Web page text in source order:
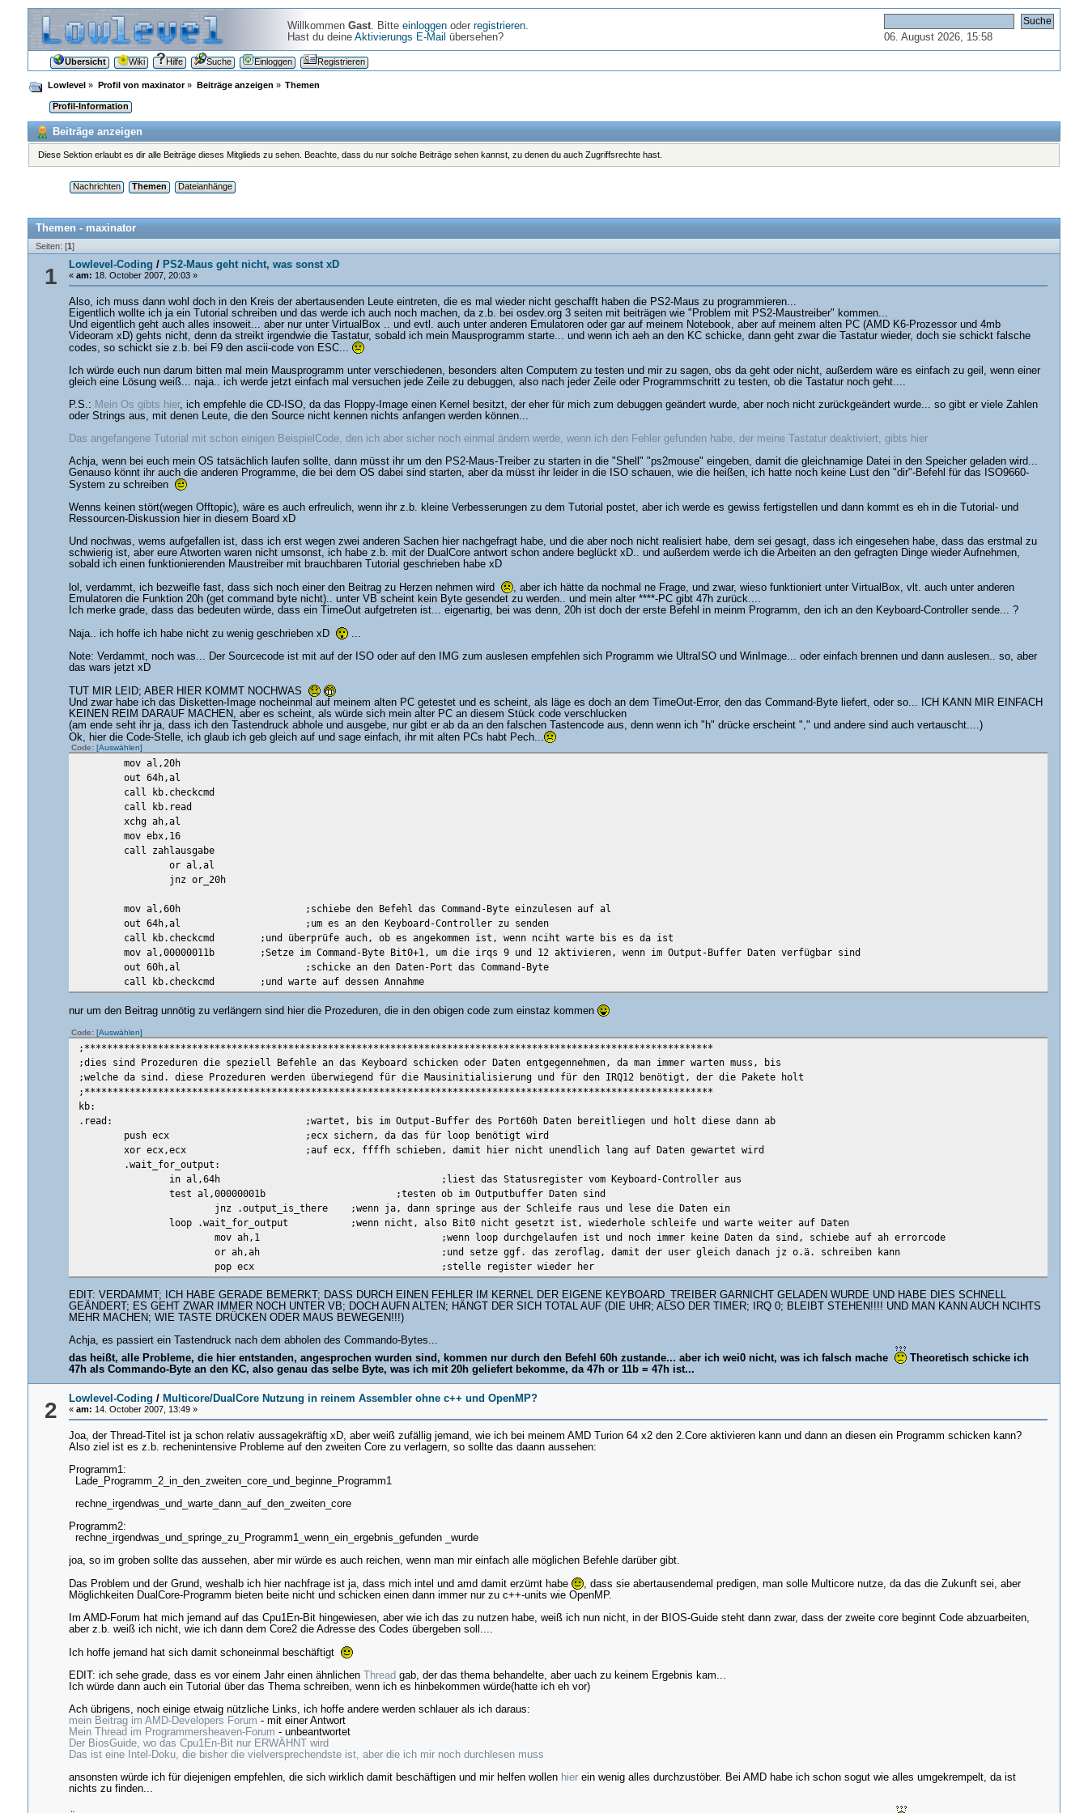
06. August 2026, 15:58
Willkommen Gast. Bitte einloggenoder registrieren.
Hast du deine Aktivierungs E-Mail übersehen?
Übersicht Wiki Hilfe Suche Einloggen Registrieren
Lowlevel » Profil von maxinator» Beiträge anzeigen » Themen
Profil-Information
Beiträge anzeigen
Diese Sektion erlaubt es dir alle Beiträge dieses Mitglieds zu sehen. Beachte, dass du nur solche Beiträge sehen kannst, zu denen du auch Zugriffsrechte hast.
Nachrichten Themen Dateianhänge
Themen - maxinator
Seiten: [1]
1 Lowlevel-Coding / PS2-Maus geht nicht, was sonst xD
«am: 18. October 2007, 20:03 »
Also, ich muss dann wohl doch in den Kreis der abertausenden Leute eintreten, die es mal wieder nicht geschafft haben die PS2-Maus zu programmieren...
Eigentlich wollte ich ja ein Tutorial schreiben und das werde ich auch noch machen, da z.b. bei osdev.org 3 seiten mit beiträgen wie "Problem mit PS2-Maustreiber" kommen...
Und eigentlich geht auch alles insoweit... aber nur unter VirtualBox .. und evtl. auch unter anderen Emulatoren oder gar auf meinem Notebook, aber auf meinem alten PC (AMD K6-Prozessor und 4mb
Videoram xD) gehts nicht, denn da streikt irgendwie die Tastatur, sobald ich mein Mausprogramm starte... und wenn ich aeh an den KC schicke, dann geht zwar die Tastatur wieder, doch sie schickt falsche
codes, so schickt sie z.b. bei F9 den ascii-code von ESC...
Ich würde euch nun darum bitten mal mein Mausprogramm unter verschiedenen, besonders alten Computern zu testen und mir zu sagen, obs da geht oder nicht, außerdem wäre es einfach zu geil, wenn einer
gleich eine Lösung weiß... naja.. ich werde jetzt einfach mal versuchen jede Zeile zu debuggen, also nach jeder Zeile oder Programmschritt zu testen, ob die Tastatur noch geht....
P.S.: Mein Os gibts hier, ich empfehle die CD-ISO, da das Floppy-Image einen Kernel besitzt, der eher für mich zum debuggen geändert wurde, aber noch nicht zurückgeändert wurde... so gibt er viele Zahlen
oder Strings aus, mit denen Leute, die den Source nicht kennen nichts anfangen werden können...
Das angefangene Tutorial mit schon einigen BeispielCode, den ich aber sicher noch einmal ändern werde, wenn ich den Fehler gefunden habe, der meine Tastatur deaktiviert, gibts hier
Achja, wenn bei euch mein OS tatsächlich laufen sollte, dann müsst ihr um den PS2-Maus-Treiber zu starten in die "Shell" "ps2mouse" eingeben, damit die gleichnamige Datei in den Speicher geladen wird...
Genauso könnt ihr auch die anderen Programme, die bei dem OS dabei sind starten, aber da müsst ihr leider in die ISO schauen, wie die heißen, ich hatte noch keine Lust den "dir"-Befehl für das ISO9660-
System zu schreiben
Wenns keinen stört(wegen Offtopic), wäre es auch erfreulich, wenn ihr z.b. kleine Verbesserungen zu dem Tutorial postet, aber ich werde es gewiss fertigstellen und dann kommt es eh in die Tutorial- und
Ressourcen-Diskussion hier in diesem Board xD
Und nochwas, wems aufgefallen ist, dass ich erst wegen zwei anderen Sachen hier nachgefragt habe, und die aber noch nicht realisiert habe, dem sei gesagt, dass ich eingesehen habe, dass das erstmal zu
schwierig ist, aber eure Atworten waren nicht umsonst, ich habe z.b. mit der DualCore antwort schon andere beglückt xD.. und außerdem werde ich die Arbeiten an den gefragten Dinge wieder Aufnehmen,
sobald ich einen funktionierenden Maustreiber mit brauchbaren Tutorial geschrieben habe xD
lol, verdammt, ich bezweifle fast, dass sich noch einer den Beitrag zu Herzen nehmen wird
, aber ich hätte da nochmal ne Frage, und zwar, wieso funktioniert unter VirtualBox, vlt. auch unter anderen
Emulatoren die Funktion 20h (get command byte nicht).. unter VB scheint kein Byte gesendet zu werden.. und mein alter ****-PC gibt 47h zurück....
Ich merke grade, dass das bedeuten würde, dass ein TimeOut aufgetreten ist... eigenartig, bei was denn, 20h ist doch der erste Befehl in meinm Programm, den ich an den Keyboard-Controller sende... ?
Naja.. ich hoffe ich habe nicht zu wenig geschrieben xD
...
Note: Verdammt, noch was... Der Sourcecode ist mit auf der ISO oder auf den IMG zum auslesen empfehlen sich Programm wie UltraISO und WinImage... oder einfach brennen und dann auslesen.. so, aber
das wars jetzt xD
TUT MIR LEID; ABER HIER KOMMT NOCHWAS
Und zwar habe ich das Disketten-Image nocheinmal auf meinem alten PC getestet und es scheint, als läge es doch an dem TimeOut-Error, den das Command-Byte liefert, oder so... ICH KANN MIR EINFACH
KEINEN REIM DARAUF MACHEN, aber es scheint, als würde sich mein alter PC an diesem Stück code verschlucken
(am ende seht ihr ja, dass ich den Tastendruck abhole und ausgebe, nur gibt er ab da an den falschen Tastencode aus, denn wenn ich "h" drücke erscheint "," und andere sind auch vertauscht....)
Ok, hier die Code-Stelle, ich glaub ich geb gleich auf und sage einfach, ihr mit alten PCs habt Pech...
Code:[Auswählen]
mov al,20h
out 64h,al
call kb.checkcmd
call kb.read
xchg ah,al
mov ebx,16
call zahlausgabe
or al,al
jnz or_20h
mov al,60h
;schiebe den Befehl das Command-Byte einzulesen auf al
out 64h,al
;um es an den Keyboard-Controller zu senden
call kb.checkcmd
;und überprüfe auch, ob es angekommen ist, wenn nciht warte bis es da ist
mov al,00000011b
;Setze im Command-Byte Bit0+1, um die irqs 9 und 12 aktivieren, wenn im Output-Buffer Daten verfügbar sind
out 60h,al
;schicke an den Daten-Port das Command-Byte
call kb.checkcmd
;und warte auf dessen Annahme
jmp after_or_20h
mov al,60h
;schiebe den Befehl das Command-Byte einzulesen auf al
call kb.checkcmd
;und überprüfe auch, ob es angekommen ist, wenn nciht warte bis es da ist
or al,00000011b
;Setze im Command-Byte Bit0+1, um die irqs 9 und 12 aktivieren, wenn im Output-Buffer Daten verfügbar sind
xor ax,ax
int 16h
mov ah,0eh
int 10h
nur um den Beitrag unnötig zu verlängern sind hier die Prozeduren, die in den obigen code zum einstaz kommen
Code:[Auswählen]
;***************************************************************************************************************
;dies sind Prozeduren die speziell Befehle an das Keyboard schicken oder Daten entgegennehmen, da man immer warten muss, bis
;welche da sind. diese Prozeduren werden überwiegend für die Mausinitialisierung und für den IRQ12 benötigt, der die Pakete holt
;***************************************************************************************************************
kb:
.read:
;wartet, bis im Output-Buffer des Port60h Daten bereitliegen und holt diese dann ab
push ecx
;ecx sichern, da das für loop benötigt wird
xor ecx,ecx
;auf ecx, ffffh schieben, damit hier nicht unendlich lang auf Daten gewartet wird
.wait_for_output:
in al,64h
;liest das Statusregister vom Keyboard-Controller aus
test al,00000001b
;testen ob im Outputbuffer Daten sind
jnz .output_is_there
;wenn ja, dann springe aus der Schleife raus und lese die Daten ein
loop .wait_for_output
;wenn nicht, also Bit0 nicht gesetzt ist, wiederhole schleife und warte weiter auf Daten
mov ah,1
;wenn loop durchgelaufen ist und noch immer keine Daten da sind, schiebe auf ah errorcode
or ah,ah
;und setze ggf. das zeroflag, damit der user gleich danach jz o.ä. schreiben kann
pop ecx
;stelle register wieder her
ret
;und springe zum aufrufsort zurück
.output_is_there:
in al,60h
;hole Daten aus dem Output-Buffer
xor ah,ah
;und lösche ah, da bei fehler auf ah der errorcode ist; setze ggf. zeroflag (macht xor...)
pop ecx
;stelle Register wieder her
ret
;und springe zum Aufrufsort zurück
;************************* Variablen des IRQ12 *************************
.checkcmd:
;prüft, ob der Befehl auch angenommen wurde, oder noch immer im Buffer auf seine Verarbeitung wartet
push ax
;ax sichern, da es beim einlesen des Statusbytes zerstört wird
.loop_chkcmd:
test al,00000010b
;und dort prüfen, ob Bit2, dass anzeigt, das etwas im out-buffer, gesetzt ist
;wenn nicht, wiederhole den vorgang, bis das byte verarbeitet ist
pop ax
ret
;************************* wartet bis alle Befehle des KC verarbeitet sind *************************
EDIT: VERDAMMT; ICH HABE GERADE BEMERKT; DASS DURCH EINEN FEHLER IM KERNEL DER EIGENE KEYBOARD_TREIBER GARNICHT GELADEN WURDE UND HABE DIES SCHNELL
GEÄNDERT; ES GEHT ZWAR IMMER NOCH UNTER VB; DOCH AUFN ALTEN; HÄNGT DER SICH TOTAL AUF (DIE UHR; ALSO DER TIMER; IRQ 0; BLEIBT STEHEN!!!! UND MAN KANN AUCH NCIHTS
MEHR MACHEN; WIE TASTE DRÜCKEN ODER MAUS BEWEGEN!!!)
Achja, es passiert ein Tastendruck nach dem abholen des Commando-Bytes...
das heißt, alle Probleme, die hier entstanden, angesprochen wurden sind, kommen nur durch den Befehl 60h zustande... aber ich wei0 nicht, was ich falsch mache
Theoretisch schicke ich
47h als Commando-Byte an den KC, also genau das selbe Byte, was ich mit 20h geliefert bekomme, da 47h or 11b = 47h ist...
2 Lowlevel-Coding / Multicore/DualCore Nutzung in reinem Assembler ohne c++ und OpenMP?
«am: 14. October 2007, 13:49 »
Joa, der Thread-Titel ist ja schon relativ aussagekräftig xD, aber weiß zufällig jemand, wie ich bei meinem AMD Turion 64 x2 den 2.Core aktivieren kann und dann an diesen ein Programm schicken kann?
Also ziel ist es z.b. rechenintensive Probleme auf den zweiten Core zu verlagern, so sollte das daann aussehen:
Programm1:
Lade_Programm_2_in_den_zweiten_core_und_beginne_Programm1
rechne_irgendwas_und_warte_dann_auf_den_zweiten_core
Programm2:
rechne_irgendwas_und_springe_zu_Programm1_wenn_ein_ergebnis_gefunden _wurde
joa, so im groben sollte das aussehen, aber mir würde es auch reichen, wenn man mir einfach alle möglichen Befehle darüber gibt.
Das Problem und der Grund, weshalb ich hier nachfrage ist ja, dass mich intel und amd damit erzürnt habe
, dass sie abertausendemal predigen, man solle Multicore nutze, da das die Zukunft sei, aber
Möglichkeiten DualCore-Programm bieten beite nicht und schicken einen dann immer nur zu c++-units wie OpenMP.
Im AMD-Forum hat mich jemand auf das Cpu1En-Bit hingewiesen, aber wie ich das zu nutzen habe, weiß ich nun nicht, in der BIOS-Guide steht dann zwar, dass der zweite core beginnt Code abzuarbeiten,
aber z.b. weiß ich nicht, wie ich dann dem Core2 die Adresse des Codes übergeben soll....
Ich hoffe jemand hat sich damit schoneinmal beschäftigt
EDIT: ich sehe grade, dass es vor einem Jahr einen ähnlichen
Thread gab, der das thema behandelte, aber uach zu keinem Ergebnis kam...
Ich würde dann auch ein Tutorial über das Thema schreiben, wenn ich es hinbekommen würde(hatte ich eh vor)
Ach übrigens, noch einige etwaig nützliche Links, ich hoffe andere werden schlauer als ich daraus:
mein Beitrag im AMD-Developers Forum - mit einer Antwort
Mein Thread im Programmersheaven-Forum - unbeantwortet
Der BiosGuide, wo das Cpu1En-Bit nur ERWÄHNT wird
Das ist eine Intel-Doku, die bisher die vielversprechendste ist, aber die ich mir noch durchlesen muss
ansonsten würde ich für diejenigen empfehlen, die sich wirklich damit beschäftigen und mir helfen wollen hier ein wenig alles durchzustöber. Bei AMD habe ich schon sogut wie alles umgekrempelt, da ist
nichts zu finden...